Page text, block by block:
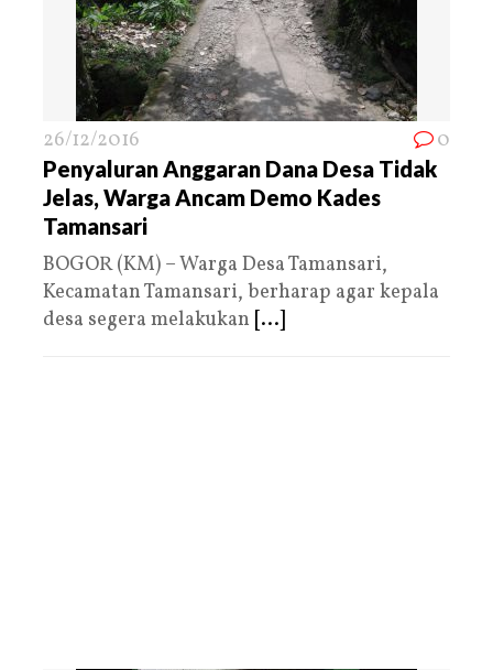
26/12/2016 0
Penyaluran Anggaran Dana Desa Tidak
Jelas, Warga Ancam Demo Kades
Tamansari
BOGOR (KM) – Warga Desa Tamansari,
Kecamatan Tamansari, berharap agar kepala
desa segera melakukan [...]